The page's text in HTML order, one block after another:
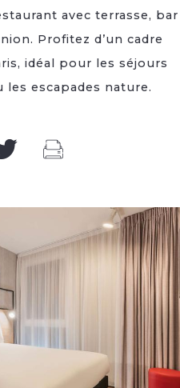
avec terrasse, bar
Profitez d’un cadre
idéal pour les séjours
les escapades nature.